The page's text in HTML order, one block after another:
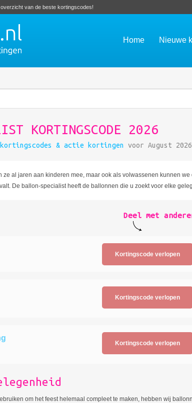
van de beste kortingscodes!
Home Nieuwe
KORTINGSCODE 2026
kortingscodes & actie kortingen voor August 2026
al jaren aan kinderen mee, maar ook als volwassenen kunnen
De ballon-specialist heeft de ballonnen die u zoekt voor elke
Deel met
Kortingscode verlopen
Kortingscode verlopen
Kortingscode verlopen
om het feest helemaal compleet te maken, hebben wij